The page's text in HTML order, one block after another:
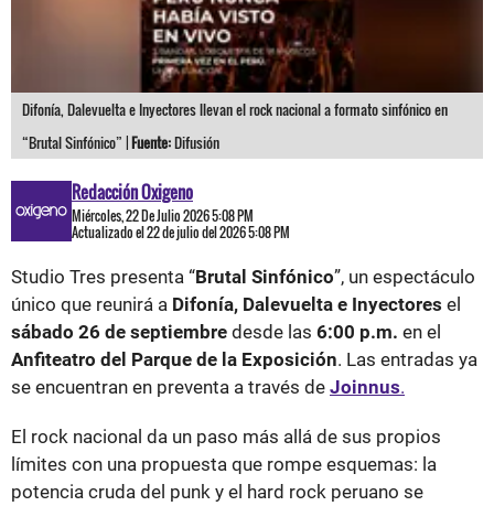
Difonía, Dalevuelta e Inyectores llevan el rock nacional a formato sinfónico en
“Brutal Sinfónico” |Fuente:Difusión
Redacción Oxigeno
Miércoles, 22 De Julio 2026 5:08 PM
Actualizado el 22 de julio del 2026 5:08 PM
Studio Tres presenta “Brutal Sinfónico”, un espectáculo
único que reunirá a Difonía, Dalevuelta e Inyectores el
sábado 26 de septiembre desde las 6:00 p.m. en el
Anfiteatro del Parque de la Exposición. Las entradas ya
se encuentran en preventa a través de Joinnus.
El rock nacional da un paso más allá de sus propios
límites con una propuesta que rompe esquemas: la
potencia cruda del punk y el hard rock peruano se